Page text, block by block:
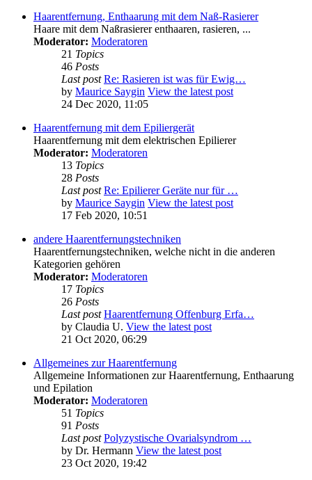
Haarentfernung, Enthaarung mit dem Naß-Rasierer
Haare mit dem Naßrasierer enthaaren, rasieren, ...
Moderator: Moderatoren
21 Topics
46 Posts
Last post Re: Rasieren ist was für Ewig…
by Maurice Saygin View the latest post
24 Dec 2020, 11:05
Haarentfernung mit dem Epiliergerät
Haarentfernung mit dem elektrischen Epilierer
Moderator: Moderatoren
13 Topics
28 Posts
Last post Re: Epilierer Geräte nur für …
by Maurice Saygin View the latest post
17 Feb 2020, 10:51
andere Haarentfernungstechniken
Haarentfernungstechniken, welche nicht in die anderen
Kategorien gehören
Moderator: Moderatoren
17 Topics
26 Posts
Last post Haarentfernung Offenburg Erfa…
by Claudia U. View the latest post
21 Oct 2020, 06:29
Allgemeines zur Haarentfernung
Allgemeine Informationen zur Haarentfernung, Enthaarung
und Epilation
Moderator: Moderatoren
51 Topics
91 Posts
Last post Polyzystische Ovarialsyndrom …
by Dr. Hermann View the latest post
23 Oct 2020, 19:42